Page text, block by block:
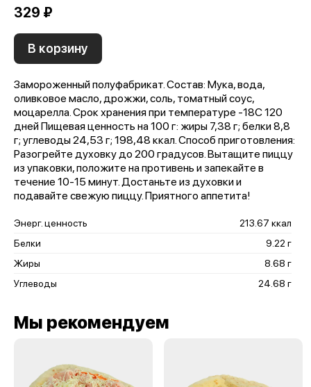
329 ₽
В корзину
Замороженный полуфабрикат. Состав: Мука, вода,
оливковое масло, дрожжи, соль, томатный соус,
моцарелла. Срок хранения при температуре -18С 120
дней Пищевая ценность на 100 г: жиры 7,38 г; белки 8,8
г; углеводы 24,53 г; 198,48 ккал. Способ приготовления:
Разогрейте духовку до 200 градусов. Вытащите пиццу
из упаковки, положите на противень и запекайте в
течение 10-15 минут. Достаньте из духовки и
подавайте свежую пиццу. Приятного аппетита!
Энерг. ценность
213.67 ккал
Белки
9.22 г
Жиры
8.68 г
Углеводы
24.68 г
Мы рекомендуем